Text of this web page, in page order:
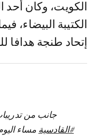
الكويت، وكان أحد
الكتيبة البيضاء،
إتحاد طنجة هدافا
جانب من
#القادسية مساء